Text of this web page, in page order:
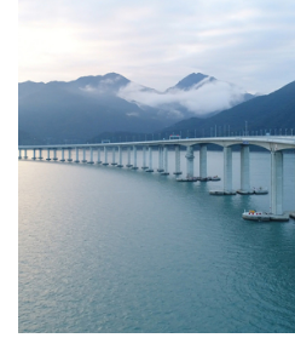
生成式AI與雲端應用
Enterprise Digital Transformation